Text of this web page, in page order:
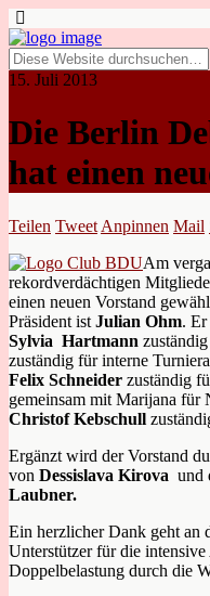
15. Juli 2013
Die Berlin
hat einen
Teilen Tweet Anpinnen Mail
Am
rekordverdächtigen
einen neuen Vorstand
Präsident ist Julian Ohm.
Sylvia Hartmann
zuständig für interne
Felix Schneider zuständig
gemeinsam mit Marijana für
Christof Kebschull
Ergänzt wird der Vorstand
von Dessislava Kirova und
Laubner.
Ein herzlicher Dank geht an
Unterstützer für die
Doppelbelastung durch die